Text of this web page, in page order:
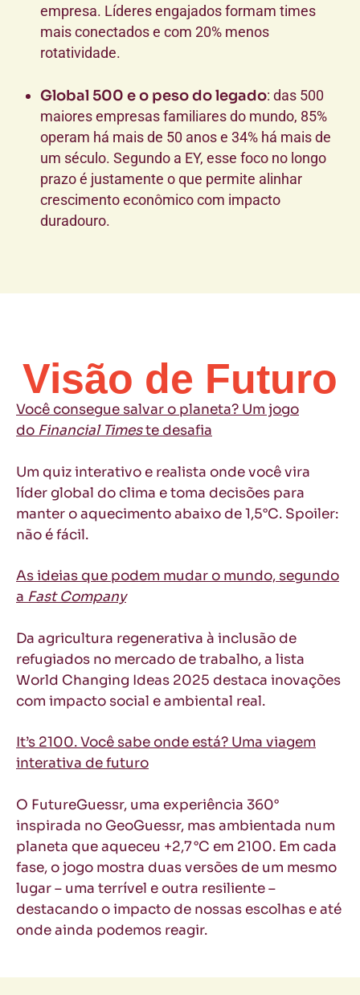
empresa. Líderes engajados formam times
mais conectados e com 20% menos
rotatividade.
Global 500 e o peso do legado: das 500
maiores empresas familiares do mundo, 85%
operam há mais de 50 anos e 34% há mais de
um século. Segundo a EY, esse foco no longo
prazo é justamente o que permite alinhar
crescimento econômico com impacto
duradouro.
Visão de Futuro
Você consegue salvar o planeta? Um jogo
do Financial Timeste desafia
Um quiz interativo e realista onde você vira
líder global do clima e toma decisões para
manter o aquecimento abaixo de 1,5°C. Spoiler:
não é fácil.
As ideias que podem mudar o mundo, segundo
a Fast Company
Da agricultura regenerativa à inclusão de
refugiados no mercado de trabalho, a lista
World Changing Ideas 2025 destaca inovações
com impacto social e ambiental real.
It’s 2100. Você sabe onde está? Uma viagem
interativa de futuro
O FutureGuessr, uma experiência 360°
inspirada no GeoGuessr, mas ambientada num
planeta que aqueceu +2,7 °C em 2100. Em cada
fase, o jogo mostra duas versões de um mesmo
lugar – uma terrível e outra resiliente –
destacando o impacto de nossas escolhas e até
onde ainda podemos reagir.